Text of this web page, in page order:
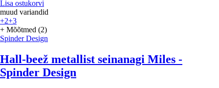
Lisa ostukorvi
muud variandid
+2+3
+ Mõõtmed (2)
Spinder Design
Hall-beež metallist seinanagi Miles -
Spinder Design